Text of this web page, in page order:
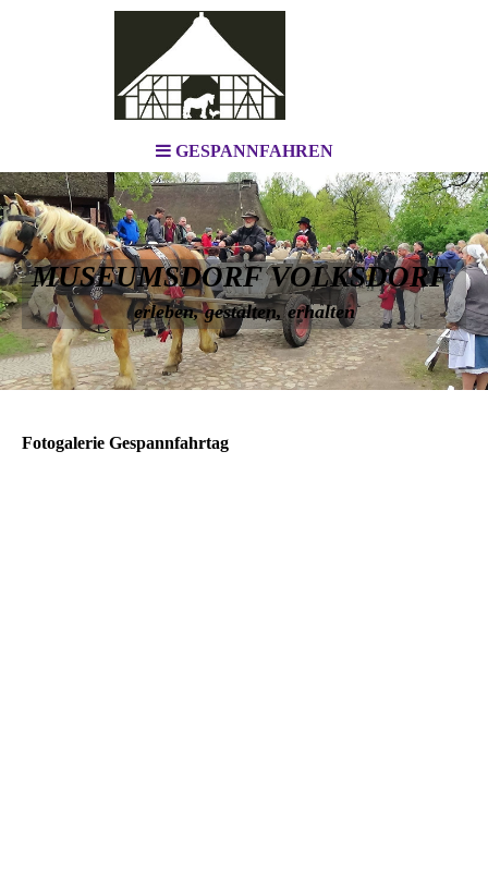
GESPANNFAHREN
MUSEUMSDORF VOLKSDORF
erleben, gestalten, erhalten
Fotogalerie Gespannfahrtag